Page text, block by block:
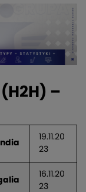
–
19.11.20
23
16.11.20
23